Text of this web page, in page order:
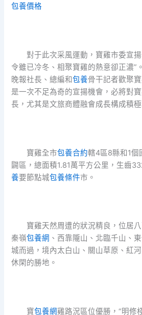
包養價格
對于此次采風運動，寶雞市委宣
令雖已冷冬、相聚寶雞的熱意卻正濃”
晚報社長、總編和包養骨干記者歡聚
是一次不足為奇的宣揚機會，必將對
長，尤其是文旅商體融會成長構成積
寶雞全市包養合約轄4區8縣和1個
闢區，總面積1.81萬平方公里，生齒
養要節點城包養條件市。
寶雞天然周遭的狀況精良，位居
秦嶺包養網 、西靠隴山、北臨千山、
城而過，境內太白山、關山草原、紅
休閑的勝地。
寶包養網雞路況區位優勝，“明修